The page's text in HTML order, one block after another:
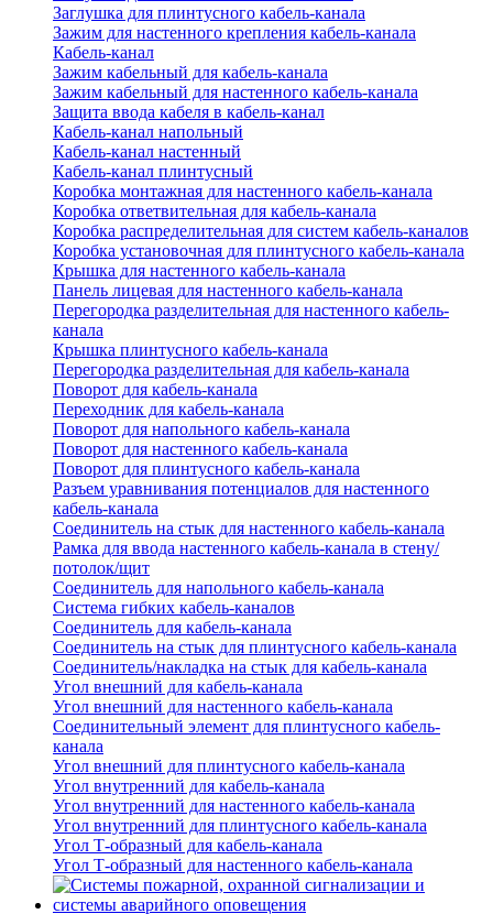
Заглушка для плинтусного кабель-канала
Зажим для настенного крепления кабель-канала
Кабель-канал
Зажим кабельный для кабель-канала
Зажим кабельный для настенного кабель-канала
Защита ввода кабеля в кабель-канал
Кабель-канал напольный
Кабель-канал настенный
Кабель-канал плинтусный
Коробка монтажная для настенного кабель-канала
Коробка ответвительная для кабель-канала
Коробка распределительная для систем кабель-каналов
Коробка установочная для плинтусного кабель-канала
Крышка для настенного кабель-канала
Панель лицевая для настенного кабель-канала
Перегородка разделительная для настенного кабель-
канала
Крышка плинтусного кабель-канала
Перегородка разделительная для кабель-канала
Поворот для кабель-канала
Переходник для кабель-канала
Поворот для напольного кабель-канала
Поворот для настенного кабель-канала
Поворот для плинтусного кабель-канала
Разъем уравнивания потенциалов для настенного
кабель-канала
Соединитель на стык для настенного кабель-канала
Рамка для ввода настенного кабель-канала в стену/
потолок/щит
Соединитель для напольного кабель-канала
Система гибких кабель-каналов
Соединитель для кабель-канала
Соединитель на стык для плинтусного кабель-канала
Соединитель/накладка на стык для кабель-канала
Угол внешний для кабель-канала
Угол внешний для настенного кабель-канала
Соединительный элемент для плинтусного кабель-
канала
Угол внешний для плинтусного кабель-канала
Угол внутренний для кабель-канала
Угол внутренний для настенного кабель-канала
Угол внутренний для плинтусного кабель-канала
Угол Т-образный для кабель-канала
Угол Т-образный для настенного кабель-канала